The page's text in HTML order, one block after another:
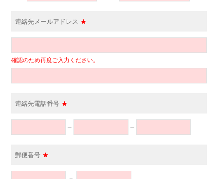
連絡先メールアドレス ★
確認のため再度ご入力ください。
連絡先電話番号 ★
– –
郵便番号 ★